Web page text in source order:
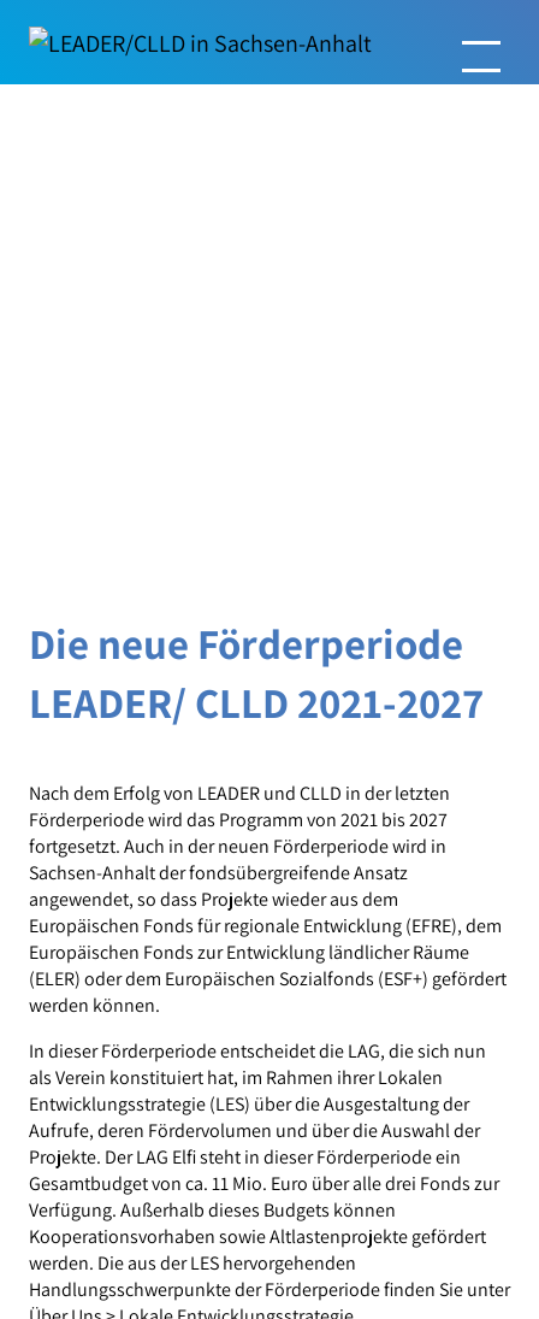
Die neue Förderperiode
LEADER/ CLLD 2021-2027
Nach dem Erfolg von LEADER und CLLD in der letzten
Förderperiode wird das Programm von 2021 bis 2027
fortgesetzt. Auch in der neuen Förderperiode wird in
Sachsen-Anhalt der fondsübergreifende Ansatz
angewendet, so dass Projekte wieder aus dem
Europäischen Fonds für regionale Entwicklung (EFRE), dem
Europäischen Fonds zur Entwicklung ländlicher Räume
(ELER) oder dem Europäischen Sozialfonds (ESF+) gefördert
werden können.
In dieser Förderperiode entscheidet die LAG, die sich nun
als Verein konstituiert hat, im Rahmen ihrer Lokalen
Entwicklungsstrategie (LES) über die Ausgestaltung der
Aufrufe, deren Fördervolumen und über die Auswahl der
Projekte. Der LAG Elfi steht in dieser Förderperiode ein
Gesamtbudget von ca. 11 Mio. Euro über alle drei Fonds zur
Verfügung. Außerhalb dieses Budgets können
Kooperationsvorhaben sowie Altlastenprojekte gefördert
werden. Die aus der LES hervorgehenden
Handlungsschwerpunkte der Förderperiode finden Sie unter